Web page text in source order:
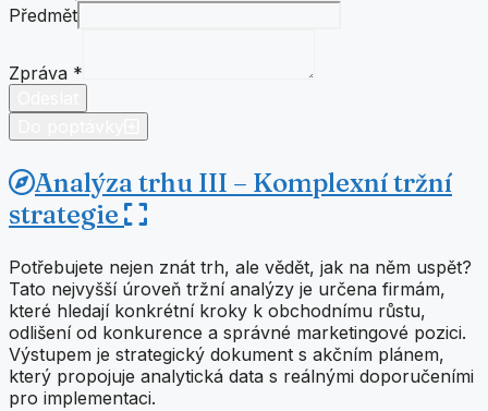
Předmět
Jméno
Předmět
Zpráva *
Analýza trhu III – Komplexní tržní
strategie
Potřebujete nejen znát trh, ale vědět, jak na něm uspět?
Tato nejvyšší úroveň tržní analýzy je určena firmám,
které hledají konkrétní kroky k obchodnímu růstu,
odlišení od konkurence a správné marketingové pozici.
Výstupem je strategický dokument s akčním plánem,
který propojuje analytická data s reálnými doporučeními
pro implementaci.